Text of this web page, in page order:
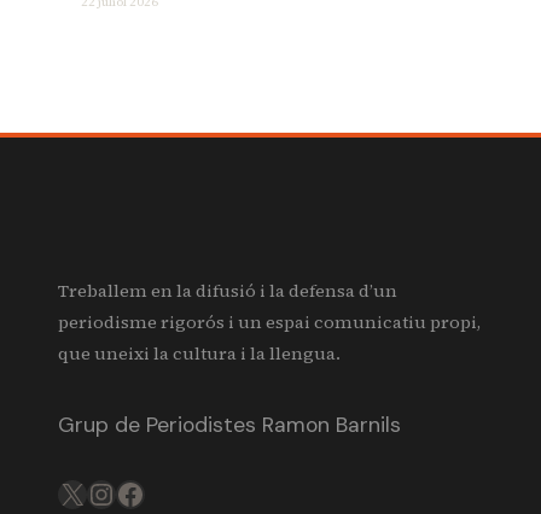
Treballem en la difusió i la defensa d’un
periodisme rigorós i un espai comunicatiu propi,
que uneixi la cultura i la llengua.
Grup de Periodistes Ramon Barnils
X IGFB